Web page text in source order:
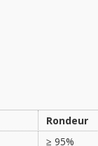
Rondeur
≥ 95%